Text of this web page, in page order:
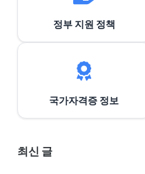
정부 지원 정책
국가자격증 정보
최신 글